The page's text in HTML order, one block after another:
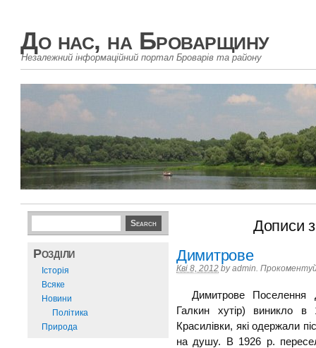
До нас, на Броварщину
Незалежний інформаційний портал Броварів та району
Розділи
Історія
Всяке
Новини
Політика
Природа
Дописи
Димитрове
Кві 8, 2012 byadmin.
Димитрове Поселення
Галкин хутір) виникло
Красилівки, які одержали
на душу. В 1926 р.